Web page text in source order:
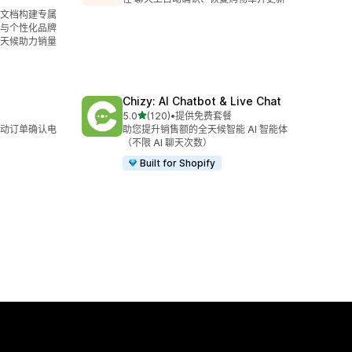
档构建专属
个性化品牌
候助力销量
订单确认电
Chizy: AI Chatbot & Live Chat
5.0星（满分 5 星）
(120)
总共 120 条评论
•提供免费套餐
助您提升销售额的全天候智能 AI 智能体
（不限 AI 聊天次数）
Built for Shopify